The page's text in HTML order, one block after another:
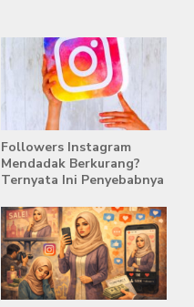
Followers Instagram
Mendadak Berkurang?
Ternyata Ini Penyebabnya